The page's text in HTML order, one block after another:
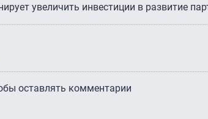
увеличить инвестиции в развитие
оставлять комментарии